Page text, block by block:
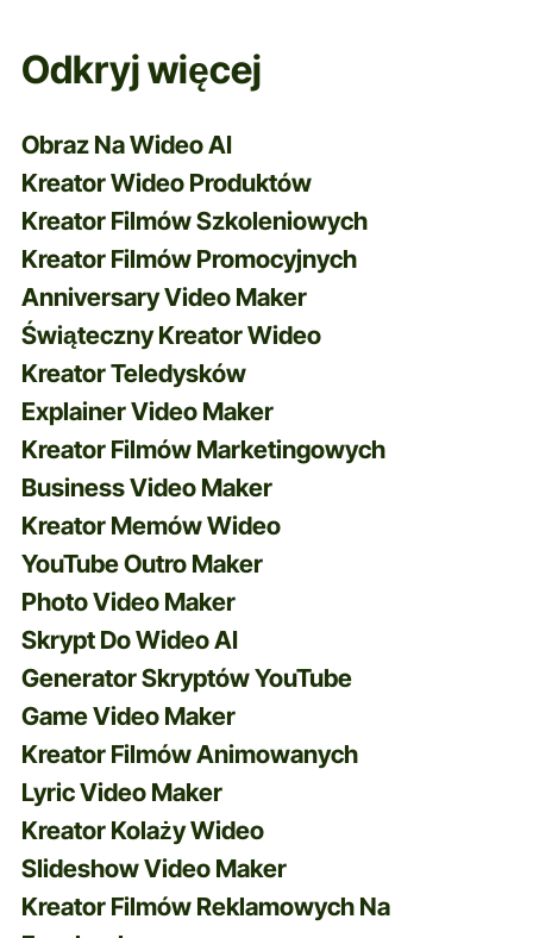
YouTube bez żadnych problemów.
filmy są zgodne z wytycznymi
społeczności YouTube i zasadami
dotyczącymi praw autorskich. Na
przykład, unikaj używania materiałów
chronionych prawem autorskim bez
pozwolenia i upewnij się, że Twoje filmy
są oryginalne i nie wprowadzają w błąd.
YouTube wspiera tworzenie
innowacyjnych treści, w tym filmów
generowanych przez sztuczną
inteligencję, o ile treści są zgodne z ich
zasadami.
Odkryj więcej
Obraz Na Wideo AI
Kreator Wideo Produktów
Kreator Filmów Szkoleniowych
Kreator Filmów Promocyjnych
Anniversary Video Maker
Świąteczny Kreator Wideo
Kreator Teledysków
Explainer Video Maker
Kreator Filmów Marketingowych
Business Video Maker
Kreator Memów Wideo
YouTube Outro Maker
Photo Video Maker
Skrypt Do Wideo AI
Generator Skryptów YouTube
Game Video Maker
Kreator Filmów Animowanych
Lyric Video Maker
Kreator Kolaży Wideo
Slideshow Video Maker
Kreator Filmów Reklamowych Na